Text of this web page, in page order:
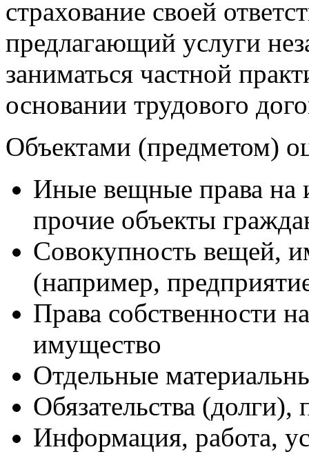
страхование своей
предлагающий услуги
заниматься частной
основании трудового
Объектами (предметом)
Иные вещные права на
прочие объекты
Совокупность вещей,
(например,
Права собственности
имущество
Отдельные
Обязательства (долги),
Информация, работа,